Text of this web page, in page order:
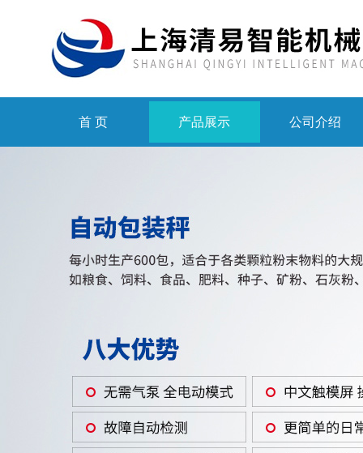
首 页 产品展示 公司介绍